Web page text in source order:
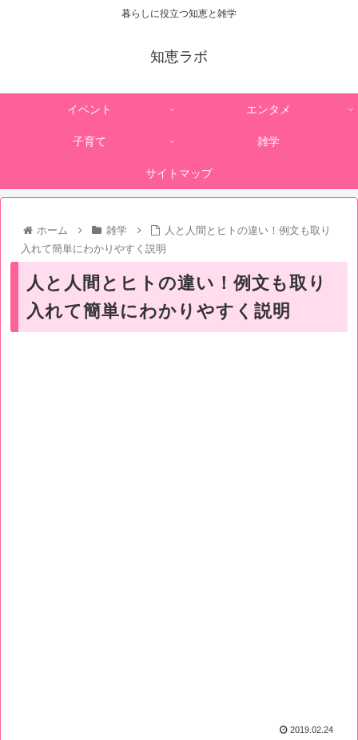
暮らしに役立つ知恵と雑学
知恵ラボ
イベント エンタメ
子育て 雑学
サイトマップ
ホーム 雑学
人と人間とヒトの違い！例文も取り
入れて簡単にわかりやすく説明
人と人間とヒトの違い！例文も取り
入れて簡単にわかりやすく説明
2019.02.24